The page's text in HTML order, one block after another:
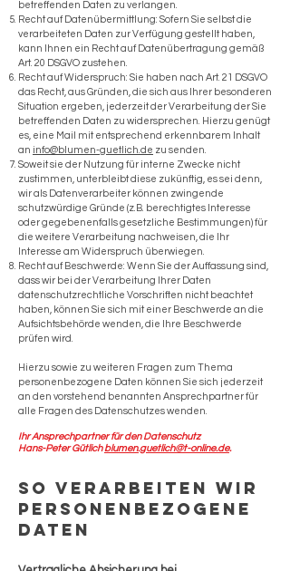
betreffenden Daten zu verlangen.
Recht auf Datenübermittlung: Sofern Sie selbst die
verarbeiteten Daten zur Verfügung gestellt haben,
kann Ihnen ein Recht auf Datenübertragung gemäß
Art. 20 DSGVO zustehen.
Recht auf Widerspruch: Sie haben nach Art. 21 DSGVO
das Recht, aus Gründen, die sich aus Ihrer besonderen
Situation ergeben, jederzeit der Verarbeitung der Sie
betreffenden Daten zu widersprechen. Hierzu genügt
es, eine Mail mit entsprechend erkennbarem Inhalt
an info@blumen-guetlich.de zu senden.
Soweit sie der Nutzung für interne Zwecke nicht
zustimmen, unterbleibt diese zukünftig, es sei denn,
wir als Datenverarbeiter können zwingende
schutzwürdige Gründe (z.B. berechtigtes Interesse
oder gegebenenfalls gesetzliche Bestimmungen) für
die weitere Verarbeitung nachweisen, die Ihr
Interesse am Widerspruch überwiegen.
Recht auf Beschwerde: Wenn Sie der Auffassung sind,
dass wir bei der Verarbeitung Ihrer Daten
datenschutzrechtliche Vorschriften nicht beachtet
haben, können Sie sich mit einer Beschwerde an die
Aufsichtsbehörde wenden, die Ihre Beschwerde
prüfen wird.
Hierzu sowie zu weiteren Fragen zum Thema
personenbezogene Daten können Sie sich jederzeit
an den vorstehend benannten Ansprechpartner für
alle Fragen des Datenschutzes wenden.
Ihr Ansprechpartner für den Datenschutz
Hans-Peter Gütlichblumen.guetlich@t-online.de.
So verarbeiten wir
personenbezogene
Daten